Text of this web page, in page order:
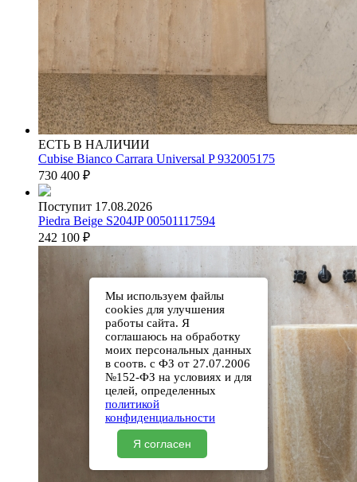
ЕСТЬ В НАЛИЧИИ
Cubise Bianco Carrara Universal P 932005175
730 400 ₽
Поступит 17.08.2026
Piedra Beige S204JP 00501117594
242 100 ₽
Мы используем файлы
cookies для улучшения
работы сайта. Я
соглашаюсь на обработку
моих персональных данных
в соотв. с ФЗ от 27.07.2006
№152-ФЗ на условиях и для
целей, определенных
политикой
конфиденциальности
Я согласен